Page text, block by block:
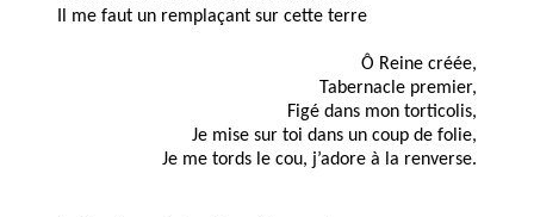
Il me faut un remplaçant sur cette terre
Ô Reine créée,
Tabernacle premier,
Figé dans mon torticolis,
Je mise sur toi dans un coup de folie,
Je me tords le cou, j’adore à la renverse.